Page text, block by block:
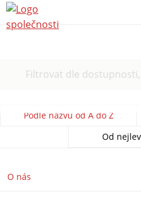
Filtrovat dle
Podle názvu od A do Z
Od
O nás